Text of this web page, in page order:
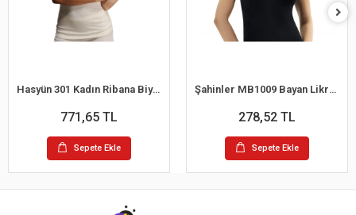
Hasyün 301 Kadın Ribana Biyeli Yün İp Askılı Atlet
771,65 TL
Sepete Ekle
Şahinler MB1009 Bayan Likralı Balıkcı Yaka Atlet
278,52 TL
Sepete Ekle